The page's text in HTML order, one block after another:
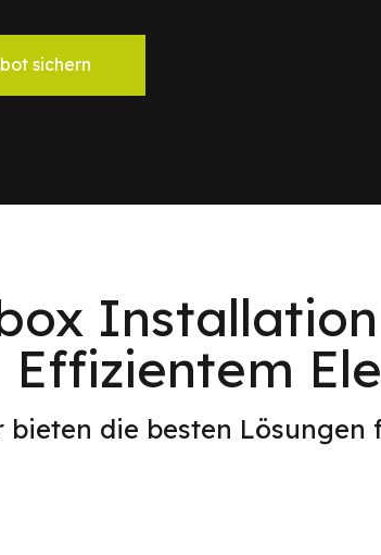
sichern
Effizientem
bieten die besten